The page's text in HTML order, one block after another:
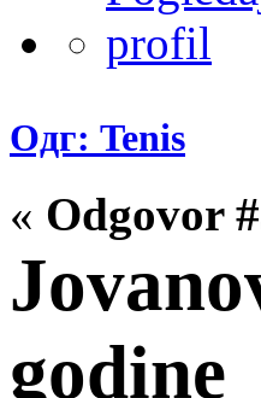
Одг: Tenis
« Odgovor
godine